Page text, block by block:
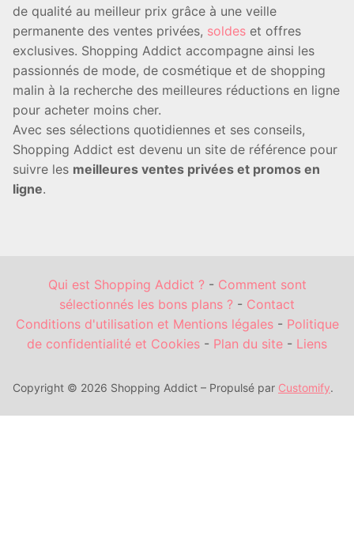
de qualité au meilleur prix grâce à une veille
permanente des ventes privées, soldes et offres
exclusives. Shopping Addict accompagne ainsi les
passionnés de mode, de cosmétique et de shopping
malin à la recherche des meilleures réductions en ligne
pour acheter moins cher.
Avec ses sélections quotidiennes et ses conseils,
Shopping Addict est devenu un site de référence pour
suivre les meilleures ventes privées et promos en
ligne.
Qui est Shopping Addict ?- Comment sont
sélectionnés les bons plans ? - Contact
Conditions d'utilisation et Mentions légales- Politique
de confidentialité et Cookies - Plan du site - Liens
Copyright © 2026 Shopping Addict – Propulsé par Customify.